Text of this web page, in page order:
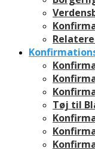
Tøj til